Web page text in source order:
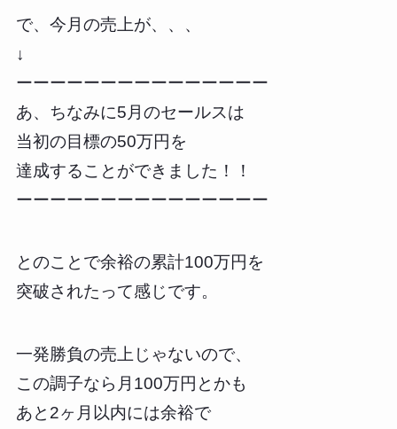
で、今月の売上が、、、
↓
ーーーーーーーーーーーーーーー
あ、ちなみに5月のセールスは
当初の目標の50万円を
達成することができました！！
ーーーーーーーーーーーーーーー
とのことで余裕の累計100万円を
突破されたって感じです。
一発勝負の売上じゃないので、
この調子なら月100万円とかも
あと2ヶ月以内には余裕で